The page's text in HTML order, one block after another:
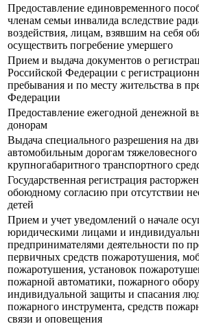
Предоставление единовременного
членам семьи инвалида вследствие
воздействия, лицам, взявшим на себя
осуществить погребение умершего
Прием и выдача документов о
Российской Федерации с
пребывания и по месту жительства в
Федерации
Предоставление ежегодной денежной
донорам
Выдача специального разрешения на
автомобильным дорогам
крупногабаритного транспортного
Государственная регистрация
обоюдному согласию при отсутствии
детей
Прием и учет уведомлений о начале
юридическими лицами и
предпринимателями деятельности по
первичных средств пожаротушения,
пожаротушения, установок
пожарной автоматики, пожарного
индивидуальной защиты и спасания
пожарного инструмента, средств
связи и оповещения